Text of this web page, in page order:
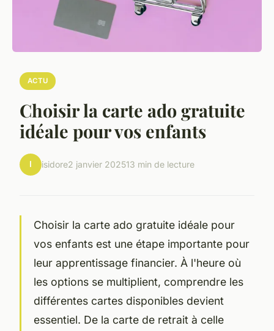
ACTU
Choisir la carte ado gratuite
idéale pour vos enfants
I isidore2 janvier 202513 min de lecture
Choisir la carte ado gratuite idéale pour
vos enfants est une étape importante pour
leur apprentissage financier. À l'heure où
les options se multiplient, comprendre les
différentes cartes disponibles devient
essentiel. De la carte de retrait à celle